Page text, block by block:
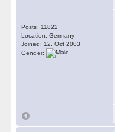
Posts: 11822
Location: Germany
Joined: 12. Oct 2003
Gender: